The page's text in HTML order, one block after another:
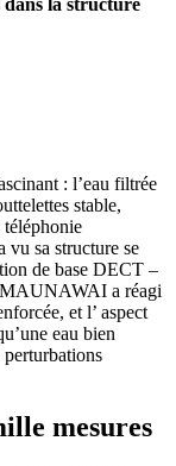
dans la structure
: l’eau filtrée
stable,
téléphonie
vu sa structure se
de base DECT –
MAUNAWAI a réagi
et l’ aspect
eau bien
perturbations
mesures